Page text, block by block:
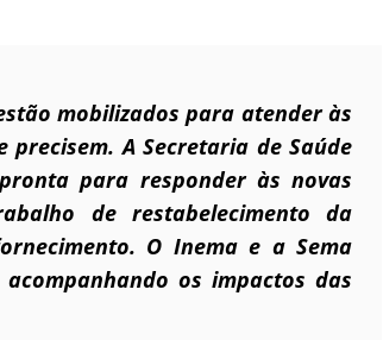
mobilizados para atender às
A Secretaria de Saúde
para responder às novas
de restabelecimento da
O Inema e a Sema
os impactos das